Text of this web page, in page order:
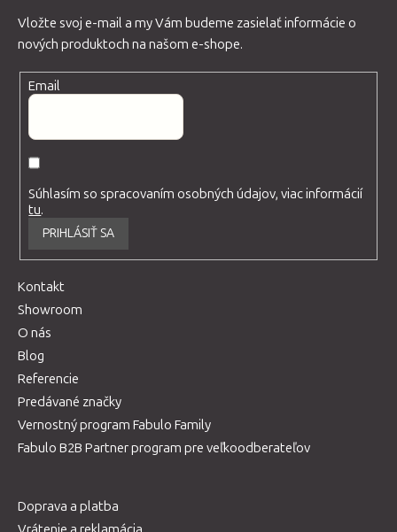
Vložte svoj e-mail a my Vám budeme zasielať informácie o
nových produktoch na našom e-shope.
Email
Súhlasím so spracovaním osobných údajov, viac informácií
tu.
PRIHLÁSIŤ SA
Kontakt
Showroom
O nás
Blog
Referencie
Predávané značky
Vernostný program Fabulo Family
Fabulo B2B Partner program pre veľkoodberateľov
Doprava a platba